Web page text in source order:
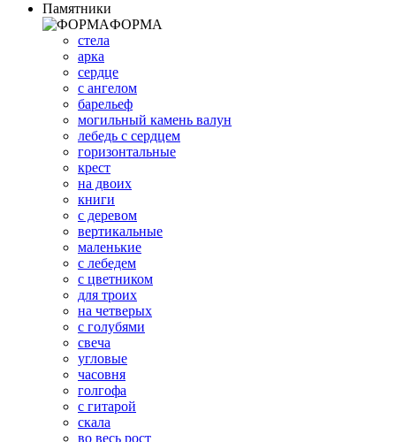
Памятники
ФОРМА
стела
арка
сердце
с ангелом
барельеф
могильный камень валун
лебедь с сердцем
горизонтальные
крест
на двоих
книги
с деревом
вертикальные
маленькие
с лебедем
с цветником
для троих
на четверых
с голубями
свеча
угловые
часовня
голгофа
с гитарой
скала
во весь рост